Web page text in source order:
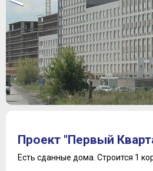
3
4
Проект "Первый
Есть сданные дома. Строится 1